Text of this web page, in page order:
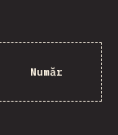
Număr